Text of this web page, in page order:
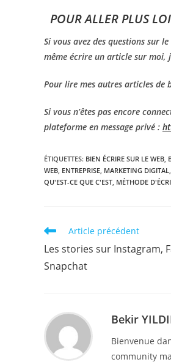
POUR ALLER PLUS
Si vous avez des questions sur
même écrire un article sur moi,
Pour lire mes autres articles de
Si vous n’êtes pas encore
plateforme en message privé :
ÉTIQUETTES: BIEN ÉCRIRE SUR LE WEB
WEB ENTREPRISE MARKETING DIGITAL
QU'EST-CE QUE C'EST MÉTHODE
Read
articles
Article précédent
Les stories sur Instagram,
Snapchat
Bekir
Bienvenue
community